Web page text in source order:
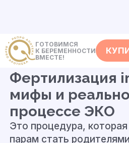
ГОТОВИМСЯ
К БЕРЕМЕННОСТИ
ВМЕСТЕ!
<- Статьи
Фертилизация
мифы и
процессе ЭКО
Это процедура,
парам стать